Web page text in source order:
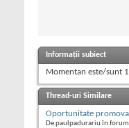
Informații subiect
Momentan este/sunt
Thread-uri Similare
Oportunitate
De paulpadurariu în